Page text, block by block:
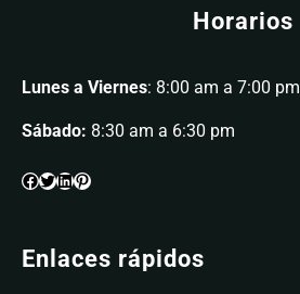
Horarios
Lunes a Viernes: 8:00 am a 7:00 pm
Sábado: 8:30 am a 6:30 pm
Enlaces rápidos